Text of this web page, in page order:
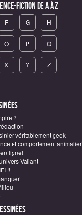
fiction de A à Z
F G H
O P Q
X Y Z
?
véritablement geek
et comportement animalier
ligne!
Valiant
!!